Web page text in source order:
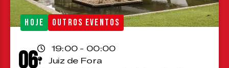
HOJE OUTROS EVENTOS
06
19:00 - 00:00
Juiz de Fora